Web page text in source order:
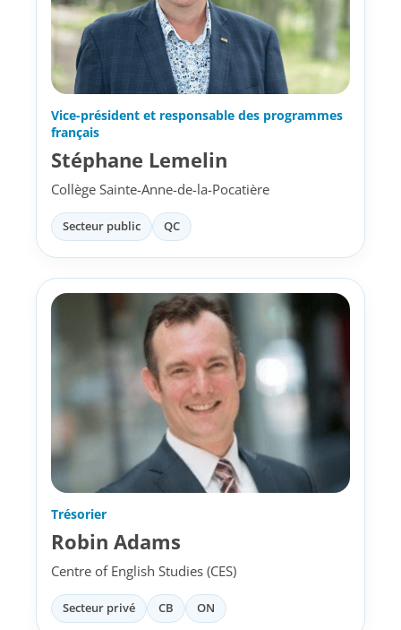
Vice-président et responsable des programmes
français
Stéphane Lemelin
Collège Sainte-Anne-de-la-Pocatière
Secteur public QC
Trésorier
Robin Adams
Centre of English Studies (CES)
Secteur privé CB ON